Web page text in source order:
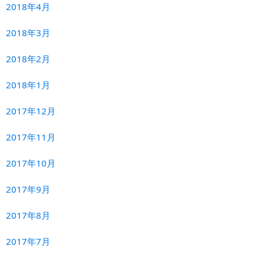
2018年4月
2018年3月
2018年2月
2018年1月
2017年12月
2017年11月
2017年10月
2017年9月
2017年8月
2017年7月